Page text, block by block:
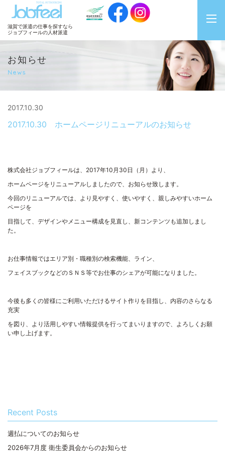
JobFeel
滋賀で派遣の仕事を探すなら
ジョブフィールの人材派遣
お知らせ
News
2017.10.30
2017.10.30 ホームページリニューアルのお知らせ
株式会社ジョブフィールは、2017年10月30日（月）より、
ホームページをリニューアルしましたので、お知らせ致します。
今回のリニューアルでは、より見やすく、使いやすく、親しみやすいホーム
ページを
目指して、デザインやメニュー構成を見直し、新コンテンツも追加しまし
た。
お仕事情報ではエリア別・職種別の検索機能、ライン、
フェイスブックなどのＳＮＳ等でお仕事のシェアが可能になりました。
今後も多くの皆様にご利用いただけるサイト作りを目指し、内容のさらなる
充実
を図り、より活用しやすい情報提供を行ってまいりますので、よろしくお願
い申し上げます。
Recent Posts
週払についてのお知らせ
2026年7月度 衛生委員会からのお知らせ